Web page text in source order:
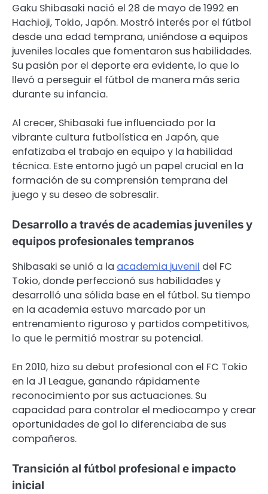
Gaku Shibasaki nació el 28 de mayo de 1992 en
Hachioji, Tokio, Japón. Mostró interés por el fútbol
desde una edad temprana, uniéndose a equipos
juveniles locales que fomentaron sus habilidades.
Su pasión por el deporte era evidente, lo que lo
llevó a perseguir el fútbol de manera más seria
durante su infancia.
Al crecer, Shibasaki fue influenciado por la
vibrante cultura futbolística en Japón, que
enfatizaba el trabajo en equipo y la habilidad
técnica. Este entorno jugó un papel crucial en la
formación de su comprensión temprana del
juego y su deseo de sobresalir.
Desarrollo a través de academias juveniles y
equipos profesionales tempranos
Shibasaki se unió a la academia juvenil del FC
Tokio, donde perfeccionó sus habilidades y
desarrolló una sólida base en el fútbol. Su tiempo
en la academia estuvo marcado por un
entrenamiento riguroso y partidos competitivos,
lo que le permitió mostrar su potencial.
En 2010, hizo su debut profesional con el FC Tokio
en la J1 League, ganando rápidamente
reconocimiento por sus actuaciones. Su
capacidad para controlar el mediocampo y crear
oportunidades de gol lo diferenciaba de sus
compañeros.
Transición al fútbol profesional e impacto
inicial